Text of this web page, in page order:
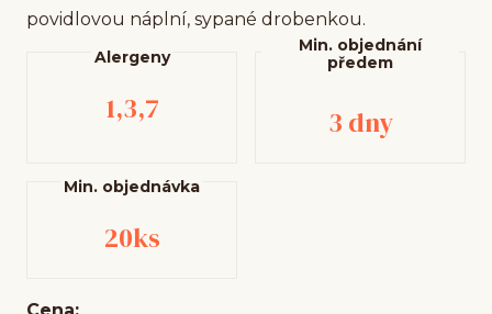
povidlovou náplní, sypané drobenkou.
Alergeny
1,3,7
Min. objednání
předem
3 dny
Min. objednávka
20ks